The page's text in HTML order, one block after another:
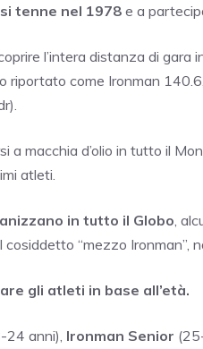
tenne nel 1978 e a
l’intera distanza di gara
come Ironman
macchia d’olio in tutto il
atleti.
in tutto il Globo ,
“mezzo Ironman”,
gli atleti in base all’età.
24 anni), Ironman Senior